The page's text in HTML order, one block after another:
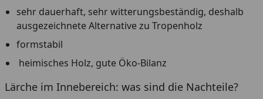
sehr dauerhaft, sehr witterungsbeständig, deshalb
ausgezeichnete Alternative zu Tropenholz
formstabil
heimisches Holz, gute Öko-Bilanz
Lärche im Innebereich: was sind die Nachteile?